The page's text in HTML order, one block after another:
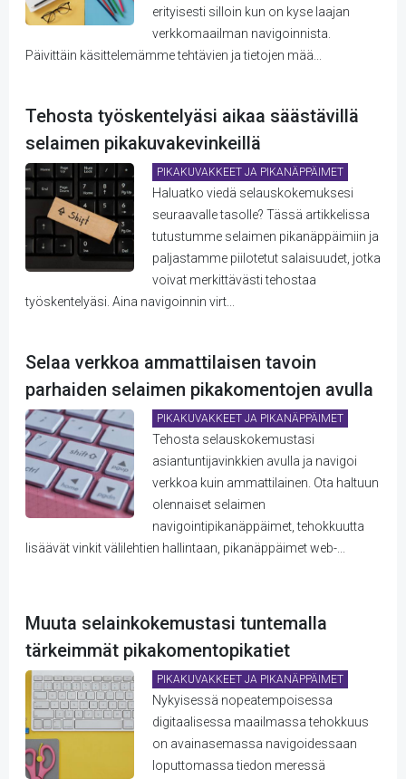
erityisesti silloin kun on kyse laajan
verkkomaailman navigoinnista.
Päivittäin käsittelemämme tehtävien ja tietojen mää...
Tehosta työskentelyäsi aikaa säästävillä
selaimen pikakuvakevinkeillä
PIKAKUVAKKEET JA PIKANÄPPÄIMET
Haluatko viedä selauskokemuksesi
seuraavalle tasolle? Tässä artikkelissa
tutustumme selaimen pikanäppäimiin ja
paljastamme piilotetut salaisuudet, jotka
voivat merkittävästi tehostaa
työskentelyäsi. Aina navigoinnin virt...
Selaa verkkoa ammattilaisen tavoin
parhaiden selaimen pikakomentojen avulla
PIKAKUVAKKEET JA PIKANÄPPÄIMET
Tehosta selauskokemustasi
asiantuntijavinkkien avulla ja navigoi
verkkoa kuin ammattilainen. Ota haltuun
olennaiset selaimen
navigointipikanäppäimet, tehokkuutta
lisäävät vinkit välilehtien hallintaan, pikanäppäimet web-...
Muuta selainkokemustasi tuntemalla
tärkeimmät pikakomentopikatiet
PIKAKUVAKKEET JA PIKANÄPPÄIMET
Nykyisessä nopeatempoisessa
digitaalisessa maailmassa tehokkuus
on avainasemassa navigoidessaan
loputtomassa tiedon meressä